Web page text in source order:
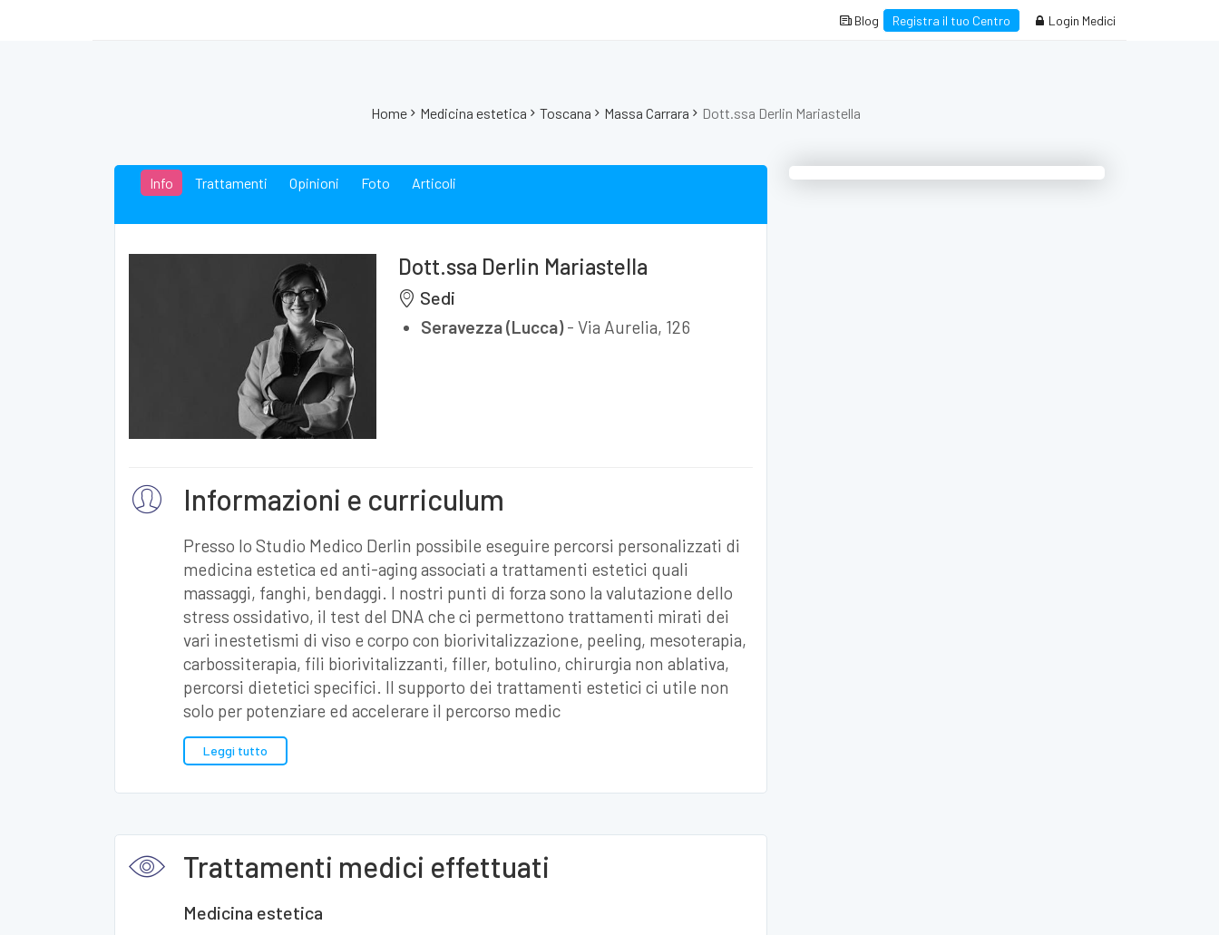
Blog Registra il tuo Centro Login Medici
Home Medicina estetica Toscana Massa Carrara Dott.ssa Derlin Mariastella
Info Trattamenti Opinioni Foto Articoli
Dott.ssa Derlin Mariastella
Sedi
Seravezza (Lucca)- Via Aurelia, 126
Informazioni e curriculum
Presso lo Studio Medico Derlin possibile eseguire percorsi personalizzati di
medicina estetica ed anti-aging associati a trattamenti estetici quali
massaggi, fanghi, bendaggi. I nostri punti di forza sono la valutazione dello
stress ossidativo, il test del DNA che ci permettono trattamenti mirati dei
vari inestetismi di viso e corpo con biorivitalizzazione, peeling, mesoterapia,
carbossiterapia, fili biorivitalizzanti, filler, botulino, chirurgia non ablativa,
percorsi dietetici specifici. Il supporto dei trattamenti estetici ci utile non
solo per potenziare ed accelerare il percorso medic
Leggi tutto
Trattamenti medici effettuati
Medicina estetica